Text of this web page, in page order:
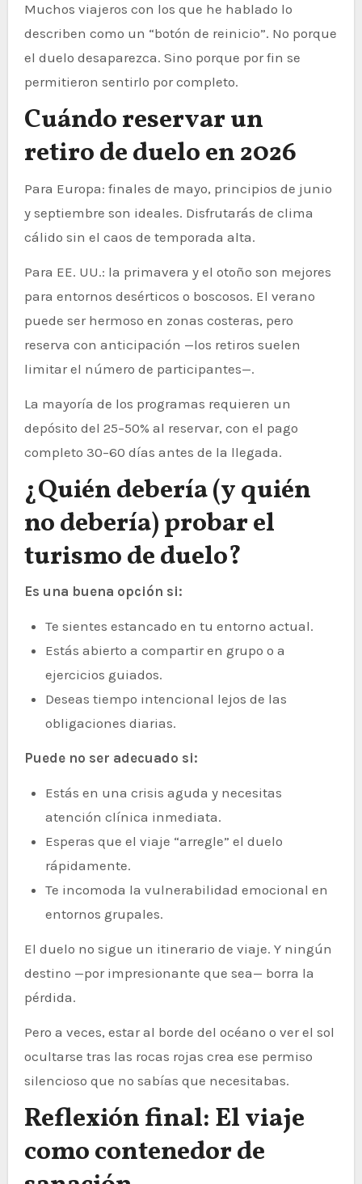
Muchos viajeros con los que he hablado lo
describen como un “botón de reinicio”. No porque
el duelo desaparezca. Sino porque por fin se
permitieron sentirlo por completo.
Cuándo reservar un
retiro de duelo en 2026
Para Europa: finales de mayo, principios de junio
y septiembre son ideales. Disfrutarás de clima
cálido sin el caos de temporada alta.
Para EE. UU.: la primavera y el otoño son mejores
para entornos desérticos o boscosos. El verano
puede ser hermoso en zonas costeras, pero
reserva con anticipación —los retiros suelen
limitar el número de participantes—.
La mayoría de los programas requieren un
depósito del 25–50% al reservar, con el pago
completo 30–60 días antes de la llegada.
¿Quién debería (y quién
no debería) probar el
turismo de duelo?
Es una buena opción si:
Te sientes estancado en tu entorno actual.
Estás abierto a compartir en grupo o a
ejercicios guiados.
Deseas tiempo intencional lejos de las
obligaciones diarias.
Puede no ser adecuado si:
Estás en una crisis aguda y necesitas
atención clínica inmediata.
Esperas que el viaje “arregle” el duelo
rápidamente.
Te incomoda la vulnerabilidad emocional en
entornos grupales.
El duelo no sigue un itinerario de viaje. Y ningún
destino —por impresionante que sea— borra la
pérdida.
Pero a veces, estar al borde del océano o ver el sol
ocultarse tras las rocas rojas crea ese permiso
silencioso que no sabías que necesitabas.
Reflexión final: El viaje
como contenedor de